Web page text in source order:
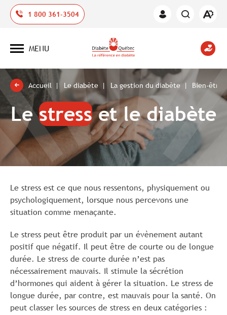
1 800 361-3504
Espace
Ouvrir
Ouvrir
site
MENU
Accueil Le diabète La gestion du diabète Bien-être
Lestresset le diabète
Le stress est ce que nous ressentons, physiquement ou
psychologiquement, lorsque nous percevons une
situation comme menaçante.
Le stress peut être produit par un évènement autant
positif que négatif. Il peut être de courte ou de longue
durée. Le stress de courte durée n’est pas
nécessairement mauvais. Il stimule la sécrétion
d’hormones qui aident à gérer la situation. Le stress de
longue durée, par contre, est mauvais pour la santé. On
peut classer les sources de stress en deux catégories :